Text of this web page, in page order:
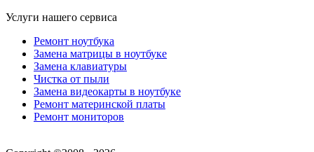
Услуги нашего сервиса
Ремонт ноутбука
Замена матрицы в ноутбуке
Замена клавиатуры
Чистка от пыли
Замена видеокарты в ноутбуке
Ремонт материнской платы
Ремонт мониторов